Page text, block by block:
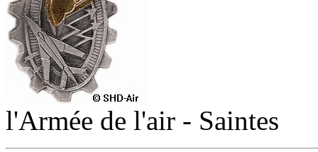
l'Armée de l'air - Saintes